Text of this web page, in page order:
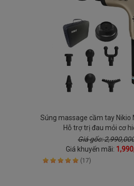
Súng massage cầm tay Nikio
Hỗ trợ trị đau mỏi cơ
Giá gốc:
Giá khuyến mãi:
(17)
01 Ngày 19:55:03
Chậu (bồn) ngâm chân
massage gấp gọn Nikio NK-
193,...
Giá gốc: 2,090,000 đ